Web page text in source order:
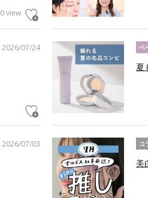
0 view
2026/07/24 ベ
夏
2026/07/03 コ
美